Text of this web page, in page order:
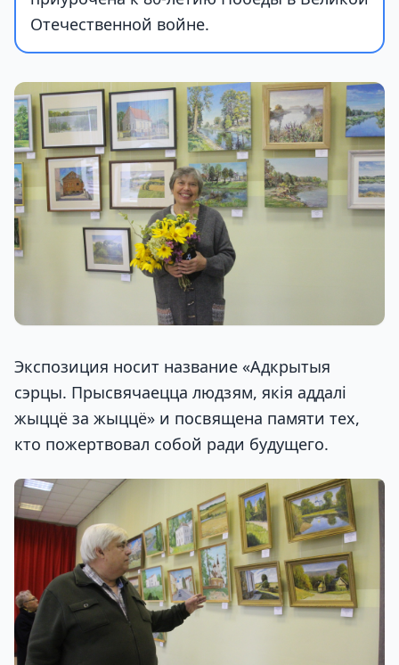
Отечественной войне.
Экспозиция носит название «Адкрытыя
сэрцы. Прысвячаецца людзям, якія аддалі
жыццё за жыццё» и посвящена памяти тех,
кто пожертвовал собой ради будущего.